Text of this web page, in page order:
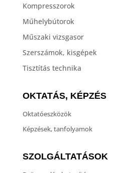
Kompresszorok
Műhelybútorok
Műszaki vizsgasor
Szerszámok, kisgépek
Tisztítás technika
OKTATÁS, KÉPZÉS
Oktatóeszközök
Képzések, tanfolyamok
SZOLGÁLTATÁSOK